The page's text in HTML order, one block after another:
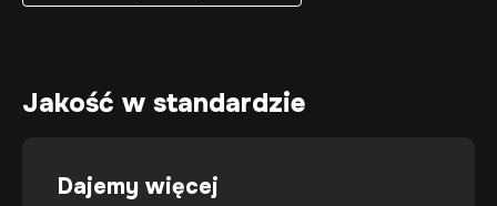
Jakość w standardzie
Dajemy więcej